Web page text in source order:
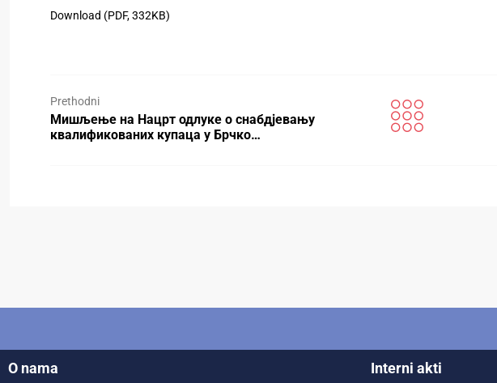
Download (PDF, 332KB)
Prethodni
Мишљење на Нацрт одлуке о снабдјевању
квалификованих купаца у Брчко…
O nama Interni akti